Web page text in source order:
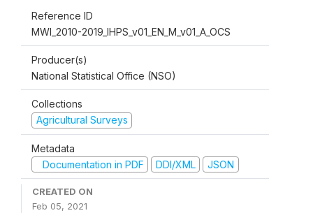
Reference ID
MWI_2010-2019_IHPS_v01_EN_M_v01_A_OCS
Producer(s)
National Statistical Office (NSO)
Collections
Agricultural Surveys
Metadata
Documentation in PDF
DDI/XML JSON
CREATED ON
Feb 05, 2021